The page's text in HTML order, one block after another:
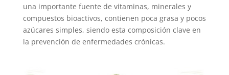
una importante fuente de vitaminas, minerales y
compuestos bioactivos, contienen poca grasa y pocos
azúcares simples, siendo esta composición clave en
la prevención de enfermedades crónicas.